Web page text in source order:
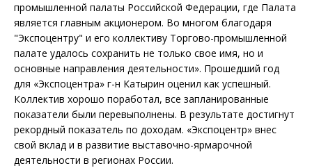
промышленной палаты Российской Федерации, где Палата
является главным акционером. Во многом благодаря
"Экспоцентру" и его коллективу Торгово-промышленной
палате удалось сохранить не только свое имя, но и
основные направления деятельности». Прошедший год
для «Экспоцентра» г-н Катырин оценил как успешный.
Коллектив хорошо поработал, все запланированные
показатели были перевыполнены. В результате достигнут
рекордный показатель по доходам. «Экспоцентр» внес
свой вклад и в развитие выставочно-ярмарочной
деятельности в регионах России.